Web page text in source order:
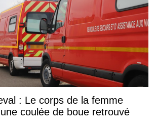
: Le corps de la femme
coulée de boue retrouvé